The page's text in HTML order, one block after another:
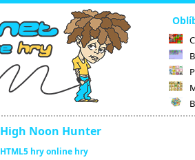
High Noon Hunter
HTML5 hry online hry